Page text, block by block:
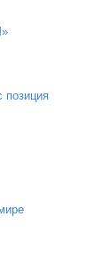
позиция